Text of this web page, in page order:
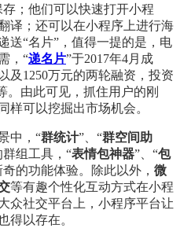
；他们可以快速打开小程
译；还可以在小程序上进行海
送“名片”，值得一提的是，电
，“递名片”于2017年4月成
及1250万元的两轮融资，投资
。由此可见，抓住用户的刚
样可以挖掘出市场机会。
中，“群统计”、“群空间助
组工具，“表情包神器”、“包
的功能体验。除此以外， 微
等有趣个性化互动方式在小程
众社交平台上，小程序平台让
得以存在。